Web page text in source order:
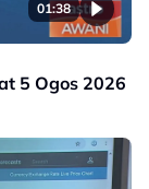
01:38
5 Ogos 2026